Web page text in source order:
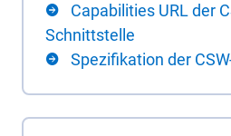
Capabilities URL der
Schnittstelle
Spezifikation der